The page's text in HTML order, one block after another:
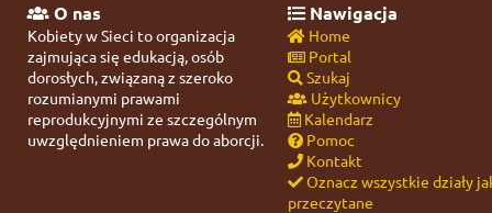
O nas
Kobiety w Sieci to organizacja
zajmująca się edukacją, osób
dorosłych, związaną z szeroko
rozumianymi prawami
reprodukcyjnymi ze szczególnym
uwzględnieniem prawa do aborcji.
Nawigacja
Home
Portal
Szukaj
Użytkownicy
Kalendarz
Pomoc
Kontakt
Oznacz wszystkie działy
przeczytane